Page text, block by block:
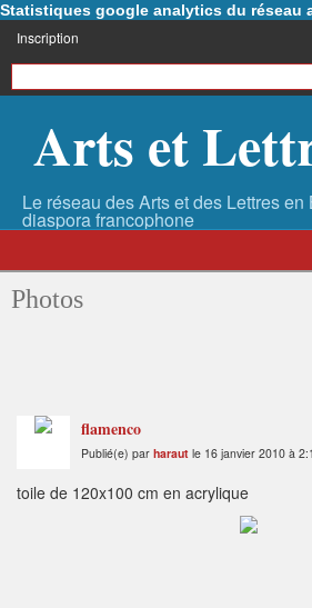
Statistiques google analytics du réseau
Inscription
Arts et
Photos
flamenco
Publié(e) par haraut le 16 janvier 2010 à
toile de 120x100 cm en acrylique